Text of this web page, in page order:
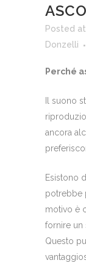
Posted at
Donzelli
Perché
Il suono
ancora
Esistono
potrebbe
motivo è
fornire un
Questo